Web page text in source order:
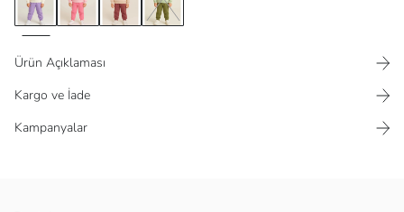
Ürün Açıklaması
Kargo ve İade
Kampanyalar